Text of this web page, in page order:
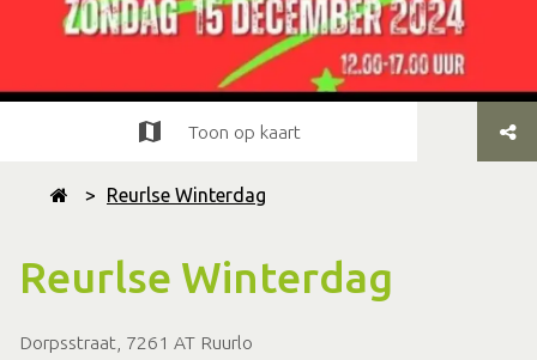
> Reurlse Winterdag
Reurlse Winterdag
Dorpsstraat, 7261 AT Ruurlo
Toon op kaart